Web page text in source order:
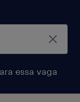
essa vaga